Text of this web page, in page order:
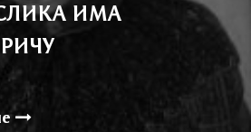
ИМА